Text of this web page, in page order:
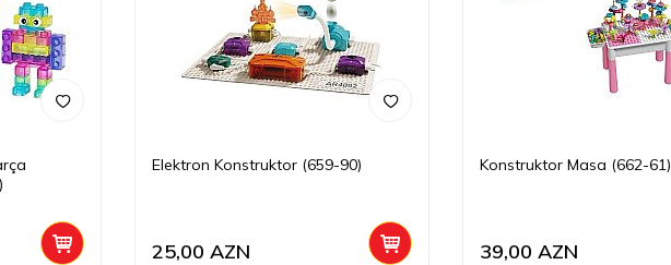
Elektron Konstruktor (659-90)
25,00 AZN
Konstruktor Masa (662-61)
39,00 AZN